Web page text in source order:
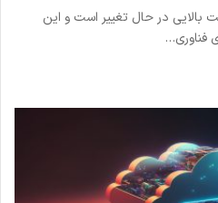
بالایی در حال تغییر است و این
فناوری…